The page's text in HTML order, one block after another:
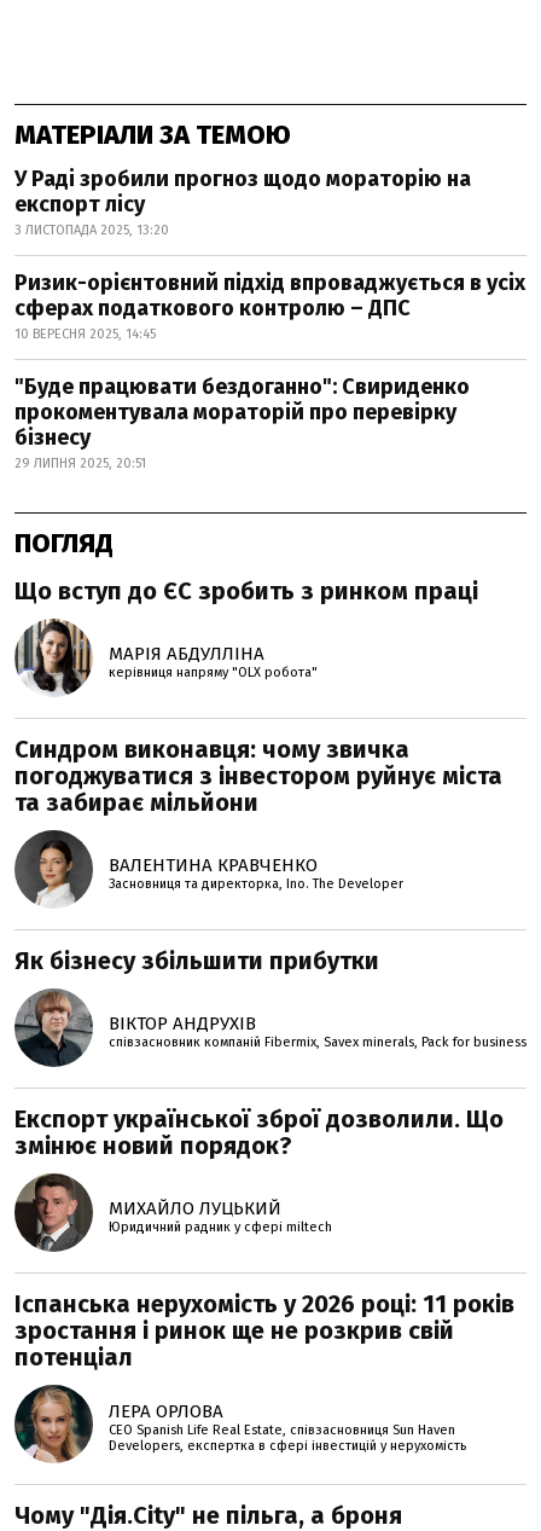
МАТЕРІАЛИ ЗА ТЕМОЮ
У Раді зробили прогноз щодо мораторію на
експорт лісу
3 ЛИСТОПАДА 2025, 13:20
Ризик-орієнтовний підхід впроваджується в усіх
сферах податкового контролю – ДПС
10 ВЕРЕСНЯ 2025, 14:45
"Буде працювати бездоганно": Свириденко
прокоментувала мораторій про перевірку
бізнесу
29 ЛИПНЯ 2025, 20:51
ПОГЛЯД
Що вступ до ЄС зробить з ринком праці
МАРІЯ АБДУЛЛІНА
керівниця напряму "OLX робота"
Синдром виконавця: чому звичка
погоджуватися з інвестором руйнує міста
та забирає мільйони
ВАЛЕНТИНА КРАВЧЕНКО
Засновниця та директорка, Ino. The Developer
Як бізнесу збільшити прибутки
ВІКТОР АНДРУХІВ
співзасновник компаній Fibermix, Savex minerals, Pack for business
Експорт української зброї дозволили. Що
змінює новий порядок?
МИХАЙЛО ЛУЦЬКИЙ
Юридичний радник у сфері miltech
Іспанська нерухомість у 2026 році: 11 років
зростання і ринок ще не розкрив свій
потенціал
ЛЕРА ОРЛОВА
CEO Spanish Life Real Estate, співзасновниця Sun Haven
Developers, експертка в сфері інвестицій у нерухомість
Чому "Дія.City" не пільга, а броня